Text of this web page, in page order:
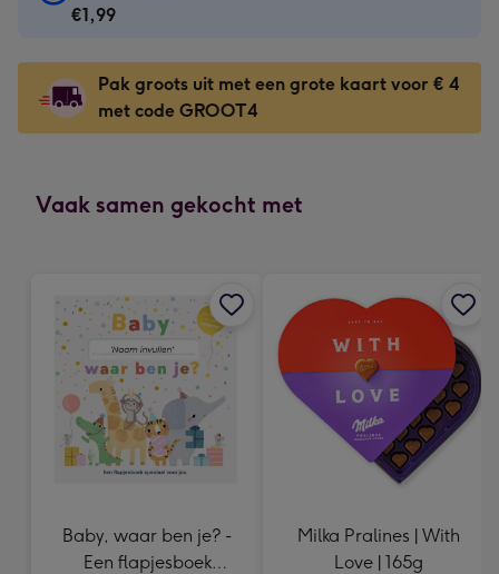
-
-
118
x
-
166
mm
€1,99
Pak groots uit met een grote kaart voor € 4
met code GROOT4
Vaak samen gekocht met
Baby, waar ben je? -
Een flapjesboek
Milka Pralines | With
Love | 165g